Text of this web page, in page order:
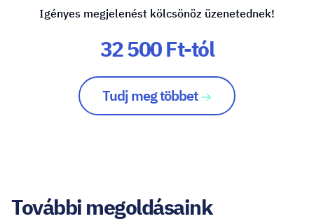
Igényes megjelenést kölcsönöz üzenetednek!
32 500 Ft-tól
Tudj meg többet
További megoldásaink